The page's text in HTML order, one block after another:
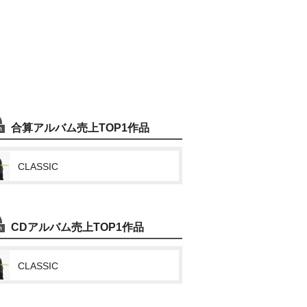
合算アルバム売上TOP1作品
CLASSIC
CDアルバム売上TOP1作品
CLASSIC